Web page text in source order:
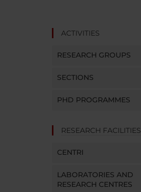
ACTIVITIES
RESEARCH GROUPS
SECTIONS
PHD PROGRAMMES
RESEARCH FACILITIES
CENTRI
LABORATORIES AND
RESEARCH CENTRES